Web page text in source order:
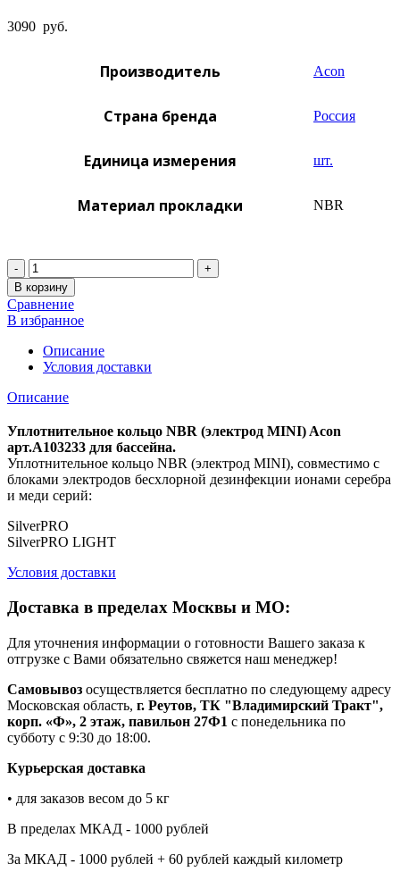
3090 руб.
Производитель Acon
Страна бренда Россия
Единица измерения шт.
Материал прокладки NBR
Количество
В корзину
Сравнение
В избранное
Описание
Условия доставки
Описание
Уплотнительное кольцо NBR (электрод MINI) Acon
арт.A103233 для бассейна.
Уплотнительное кольцо NBR (электрод MINI), совместимо с
блоками электродов беcхлорной дезинфекции ионами серебра
и меди серий:
SilverPRO
SilverPRO LIGHT
Условия доставки
Доставка в пределах Москвы и МО:
Для уточнения информации о готовности Вашего заказа к
отгрузке с Вами обязательно свяжется наш менеджер!
Самовывоз осуществляется бесплатно по следующему адресу
Московская область, г. Реутов, ТК "Владимирский Тракт",
корп. «Ф», 2 этаж, павильон 27Ф1 с понедельника по
субботу с 9:30 до 18:00.
Курьерская доставка
• для заказов весом до 5 кг
В пределах МКАД - 1000 рублей
За МКАД - 1000 рублей + 60 рублей каждый километр